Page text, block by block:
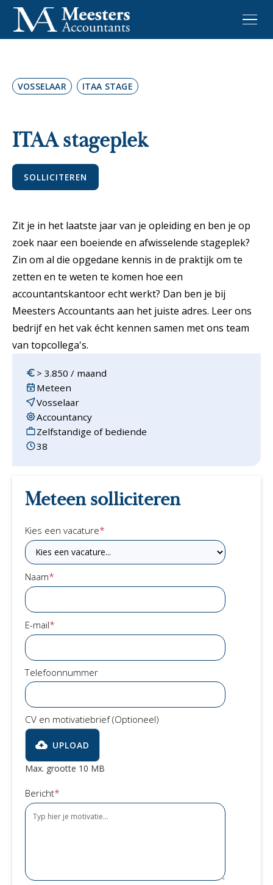
VOSSELAAR ITAA STAGE
ITAA stageplek
SOLLICITEREN
Zit je in het laatste jaar van je opleiding en ben je op
zoek naar een boeiende en afwisselende stageplek?
Zin om al die opgedane kennis in de praktijk om te
zetten en te weten te komen hoe een
accountantskantoor echt werkt? Dan ben je bij
Meesters Accountants aan het juiste adres. Leer ons
bedrijf en het vak écht kennen samen met ons team
van topcollega's.
> 3.850 / maand
Meteen
Vosselaar
Accountancy
Zelfstandige of bediende
38
Meteen solliciteren
Kies een vacature*
Naam*
E-mail*
Telefoonnummer
CV en motivatiebrief (Optioneel)
UPLOAD
Max. grootte 10 MB
Bericht*